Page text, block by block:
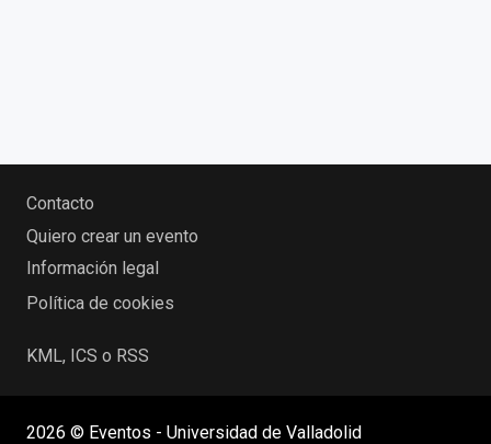
Contacto
Quiero crear un evento
Información legal
Política de cookies
KML, ICS o RSS
2026 © Eventos - Universidad de Valladolid